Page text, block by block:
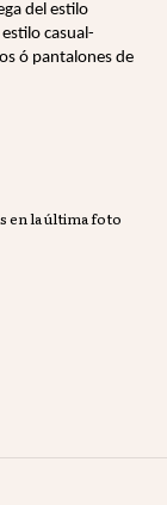
del estilo
casual-
ó pantalones de
en la última foto